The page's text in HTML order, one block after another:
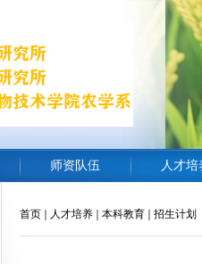
师资队伍 人才培
首页 人才培养 本科教育 招生计划